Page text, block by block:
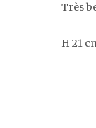
Très
H 21